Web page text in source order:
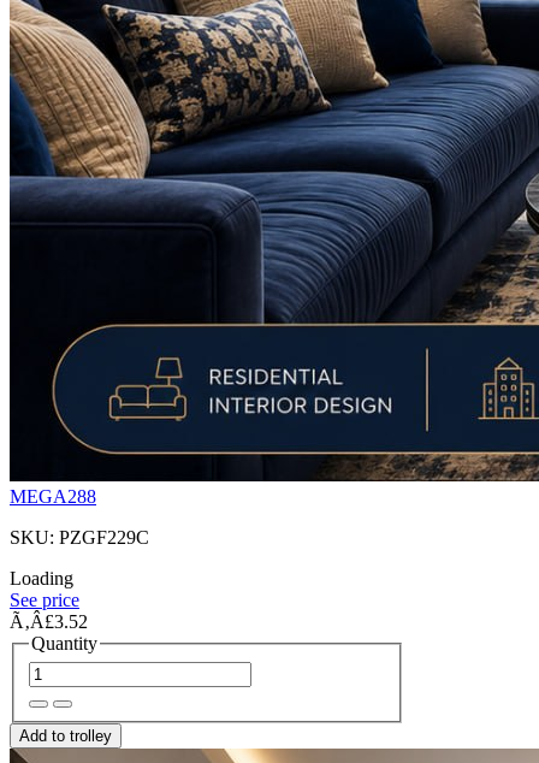
MEGA288
SKU: PZGF229C
Loading
See price
Ã‚Â£3.52
Quantity
Add to trolley